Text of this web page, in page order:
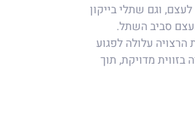
וגם שתלי בייקון
סביב השתל.
עלולה לפגוע
מדויקת, תוך